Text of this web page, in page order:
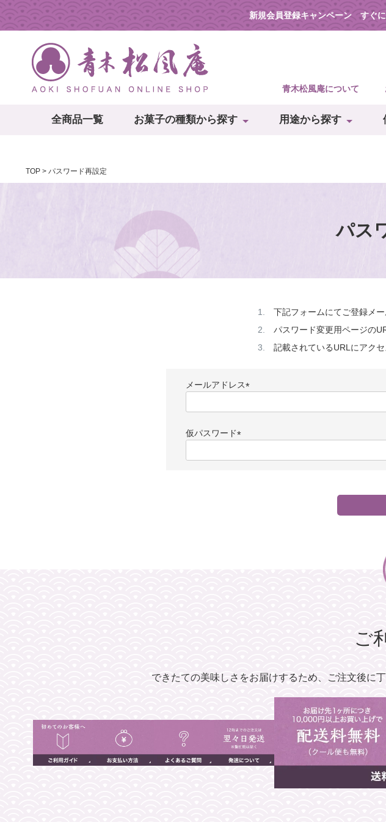
新規会員登録キャンペーン すぐ
青木松風庵について
全商品一覧 お菓子の種類から探す 用途から探す
TOP パスワード再設定
パス
下記フォームにてご登録メ
パスワード変更用ページの
記載されているURLにアク
メールアドレス
必
)
仮パスワード
必
ご
できたての美味しさをお届けするため、 ご注文後に